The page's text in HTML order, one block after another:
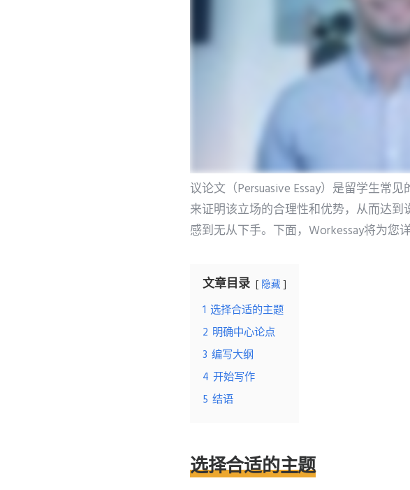
议论文（Persuasive Essay）是留学生常
来证明该立场的合理性和优势，从而达
感到无从下手。下面，Workessay将为您
文章目录 隐藏
1 选择合适的主题
2 明确中心论点
3 编写大纲
4 开始写作
5 结语
选择合适的主题